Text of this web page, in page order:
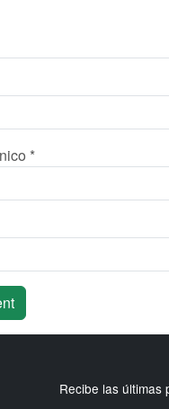
*
Recibe las últimas